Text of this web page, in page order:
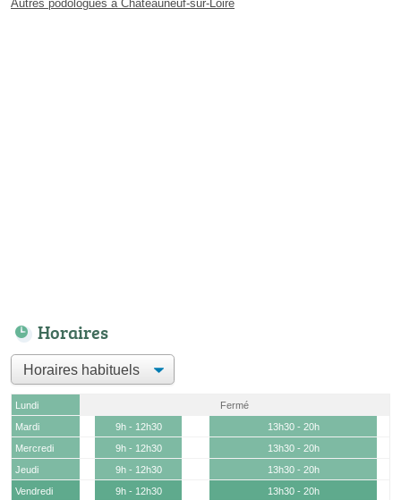
Autres podologues à Châteauneuf-sur-Loire
Horaires
Lundi
Fermé
Mardi
9h - 12h30
13h30 - 20h
Mercredi
9h - 12h30
13h30 - 20h
Jeudi
9h - 12h30
13h30 - 20h
Vendredi
9h - 12h30
13h30 - 20h